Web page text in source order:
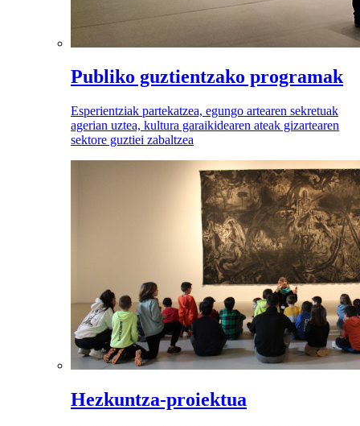
Publiko guztientzako programak
Esperientziak partekatzea, egungo artearen sekretuak
agerian uztea, kultura garaikidearen ateak gizartearen
sektore guztiei zabaltzea
Hezkuntza-proiektua